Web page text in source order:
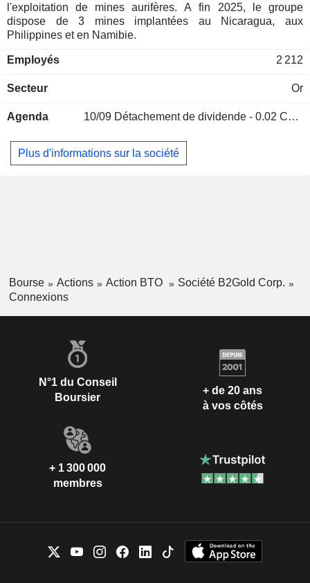
l'exploitation de mines aurifères. A fin 2025, le groupe
dispose de 3 mines implantées au Nicaragua, aux
Philippines et en Namibie.
Employés 2 212
Secteur Or
Agenda 10/09 Détachement de dividende - 0.02 CAD
Plus d'informations sur la société
Bourse Actions Action BTO
Société B2Gold Corp.
Connexions
N°1 du Conseil
Boursier
+ de 20 ans
à vos côtés
+ 1 300 000
membres